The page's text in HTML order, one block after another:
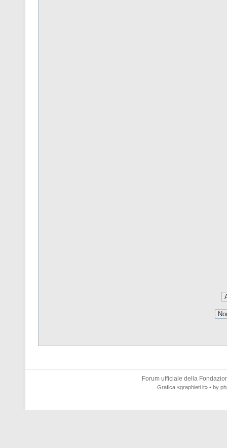
Forum ufficiale della
Grafica «graphieti.it» • by